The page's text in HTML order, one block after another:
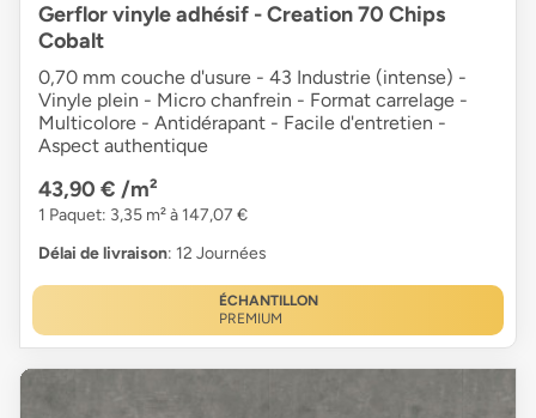
Gerflor vinyle adhésif - Creation 70 Chips
Cobalt
0,70 mm couche d'usure - 43 Industrie (intense) -
Vinyle plein - Micro chanfrein - Format carrelage -
Multicolore - Antidérapant - Facile d'entretien -
Aspect authentique
43,90 € /m²
1 Paquet: 3,35 m² à 147,07 €
Délai de livraison: 12 Journées
ÉCHANTILLON
PREMIUM